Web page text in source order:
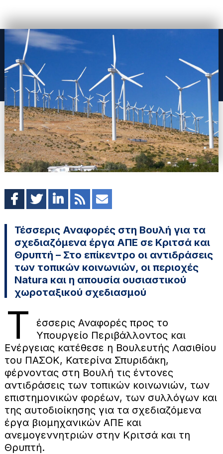
Τέσσερις Αναφορές στη Βουλή για τα
σχεδιαζόμενα έργα ΑΠΕ σε Κριτσά και
Θρυπτή – Στο επίκεντρο οι αντιδράσεις
των τοπικών κοινωνιών, οι περιοχές
Natura και η απουσία ουσιαστικού
χωροταξικού σχεδιασμού
Τ
έσσερις Αναφορές προς το
Υπουργείο Περιβάλλοντος και
Ενέργειας κατέθεσε η Βουλευτής Λασιθίου
του ΠΑΣΟΚ, Κατερίνα Σπυριδάκη,
φέρνοντας στη Βουλή τις έντονες
αντιδράσεις των τοπικών κοινωνιών, των
επιστημονικών φορέων, των συλλόγων και
της αυτοδιοίκησης για τα σχεδιαζόμενα
έργα βιομηχανικών ΑΠΕ και
ανεμογεννητριών στην Κριτσά και τη
Θρυπτή.